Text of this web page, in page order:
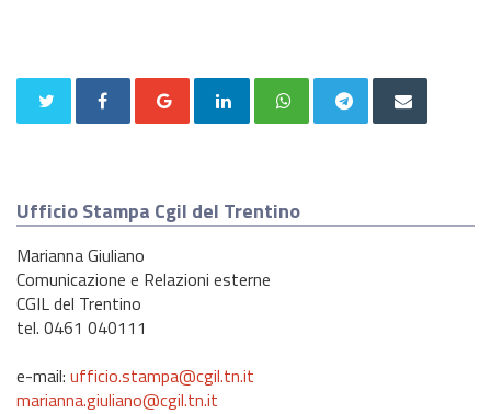
Ufficio Stampa Cgil del Trentino
Marianna Giuliano
Comunicazione e Relazioni esterne
CGIL del Trentino
tel. 0461 040111
e-mail: ufficio.stampa@cgil.tn.it
marianna.giuliano@cgil.tn.it